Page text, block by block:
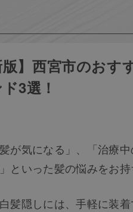
版】西宮市のお
3選！
が気になる」、「治療
といった髪の悩みをお
髪隠しには、手軽に装